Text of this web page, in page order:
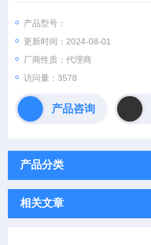
产品型号：
更新时间：2024-08-01
厂商性质：代理商
访问量：3578
产品咨询
产品分类
相关文章